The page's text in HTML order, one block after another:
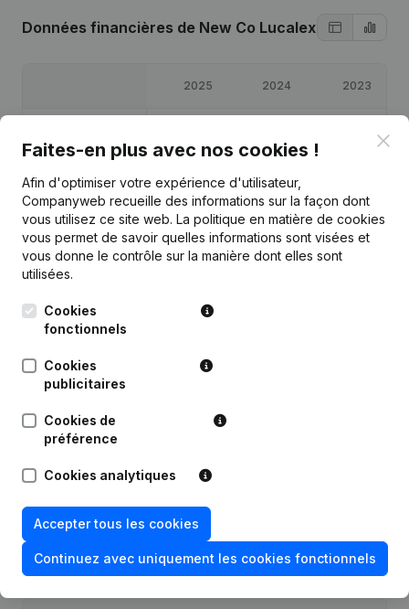
Données financières de New Co Lucalex
2025 2024 2023
Capitaux propres 714 989 € 674 369
Marge brute €246 915 € 247 710 €366 458
Publicationsde New Co Lucalex
Date
28-02-2023
Rubrique Constitution (Nouvelle
Questions fréquemment posées
Faites-en plus avec nos cookies !
Afin d'optimiser votre expérience d'utilisateur,
Companyweb recueille des informations sur la façon dont
vous utilisez ce site web. La politique en matière de cookies
vous permet de savoir quelles informations sont visées et
vous donne le contrôle sur la manière dont elles sont
utilisées.
Cookies
fonctionnels
Cookies
publicitaires
Cookies de
préférence
Cookies analytiques
Accepter tous les cookies
Continuez avec uniquement les cookies fonctionnels